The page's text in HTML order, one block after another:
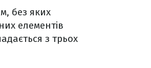
без яких
елементів
з трьох